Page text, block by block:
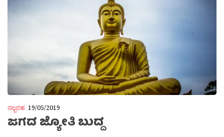
ನಲ್ಬರಹ 19/05/2019
ಜಗದ ಜ್ಯೋತಿ ಬುದ್ದ